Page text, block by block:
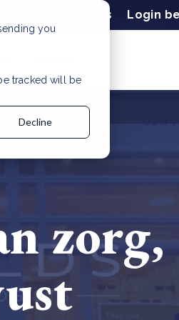
you
tracked will be
Decline
Vacatures Login
zorg,